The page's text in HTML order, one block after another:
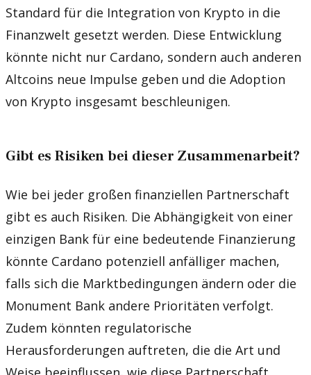
Standard für die Integration von Krypto in die
Finanzwelt gesetzt werden. Diese Entwicklung
könnte nicht nur Cardano, sondern auch anderen
Altcoins neue Impulse geben und die Adoption
von Krypto insgesamt beschleunigen.
Gibt es Risiken bei dieser Zusammenarbeit?
Wie bei jeder großen finanziellen Partnerschaft
gibt es auch Risiken. Die Abhängigkeit von einer
einzigen Bank für eine bedeutende Finanzierung
könnte Cardano potenziell anfälliger machen,
falls sich die Marktbedingungen ändern oder die
Monument Bank andere Prioritäten verfolgt.
Zudem könnten regulatorische
Herausforderungen auftreten, die die Art und